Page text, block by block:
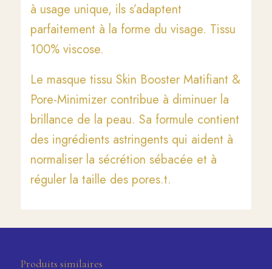
à usage unique, ils s’adaptent
parfaitement à la forme du visage. Tissu
100% viscose.
Le masque tissu Skin Booster Matifiant &
Pore-Minimizer contribue à diminuer la
brillance de la peau. Sa formule contient
des ingrédients astringents qui aident à
normaliser la sécrétion sébacée et à
réguler la taille des pores.t.
Produits similaires